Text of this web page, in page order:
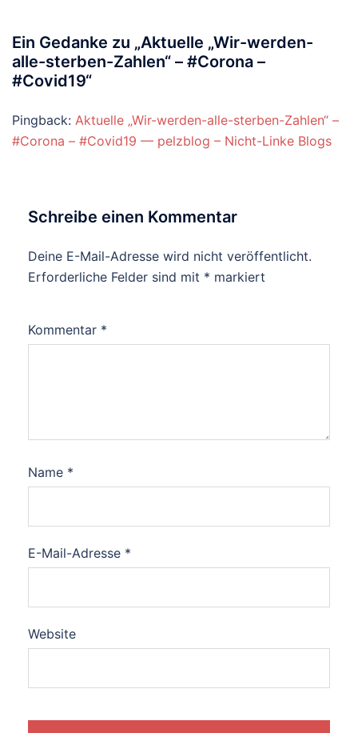
Ein Gedanke zu „Aktuelle „Wir-werden-
alle-sterben-Zahlen“ – #Corona –
#Covid19“
Pingback: Aktuelle „Wir-werden-alle-sterben-Zahlen“ –
#Corona – #Covid19 — pelzblog – Nicht-Linke Blogs
Schreibe einen Kommentar
Deine E-Mail-Adresse wird nicht veröffentlicht.
Erforderliche Felder sind mit * markiert
Kommentar *
Name *
E-Mail-Adresse *
Website